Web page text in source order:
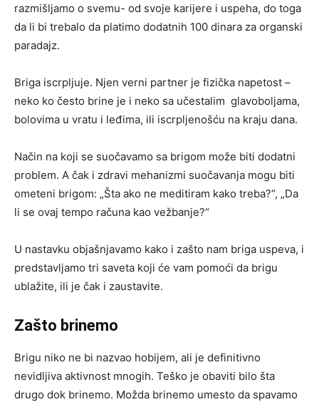
razmišljamo o svemu- od svoje karijere i uspeha, do toga
da li bi trebalo da platimo dodatnih 100 dinara za organski
paradajz.
Briga iscrpljuje. Njen verni partner je fizička napetost –
neko ko često brine je i neko sa učestalim glavoboljama,
bolovima u vratu i leđima, ili iscrpljenošću na kraju dana.
Način na koji se suočavamo sa brigom može biti dodatni
problem. A čak i zdravi mehanizmi suočavanja mogu biti
ometeni brigom: „Šta ako ne meditiram kako treba?“, „Da
li se ovaj tempo računa kao vežbanje?“
U nastavku objašnjavamo kako i zašto nam briga uspeva, i
predstavljamo tri saveta koji će vam pomoći da brigu
ublažite, ili je čak i zaustavite.
Zašto brinemo
Brigu niko ne bi nazvao hobijem, ali je definitivno
nevidljiva aktivnost mnogih. Teško je obaviti bilo šta
drugo dok brinemo. Možda brinemo umesto da spavamo